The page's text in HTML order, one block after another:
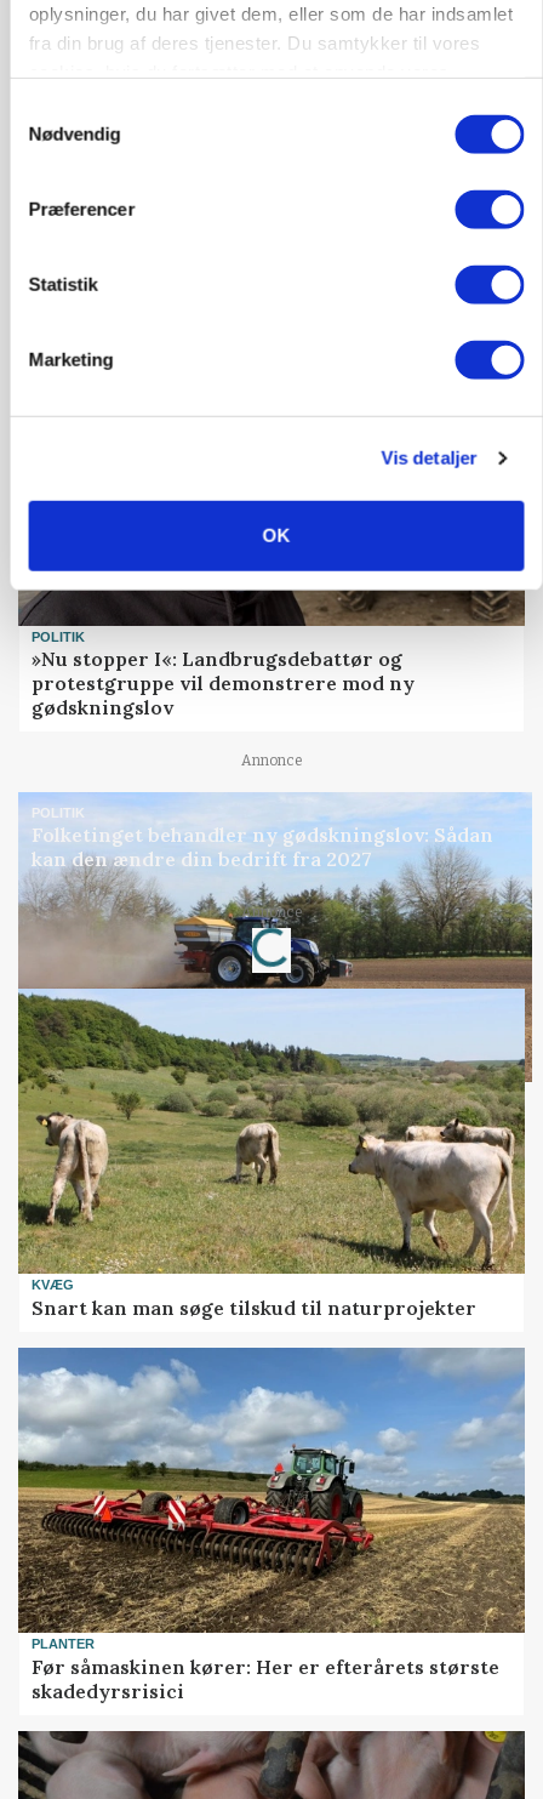
oplysninger, du har givet dem, eller som de har indsamlet
fra din brug af deres tjenester. Du samtykker til vores
Nødvendig
Præferencer
Statistik
Marketing
Vis detaljer
OK
POLITIK
»Nu stopper I«: Landbrugsdebattør og
protestgruppe vil demonstrere mod ny
gødskningslov
Annonce
POLITIK
Folketinget behandler ny gødskningslov: Sådan
kan den ændre din bedrift fra 2027
Annonce
Loading...
KVÆG
Snart kan man søge tilskud til naturprojekter
PLANTER
Før såmaskinen kører: Her er efterårets største
skadedyrsrisici